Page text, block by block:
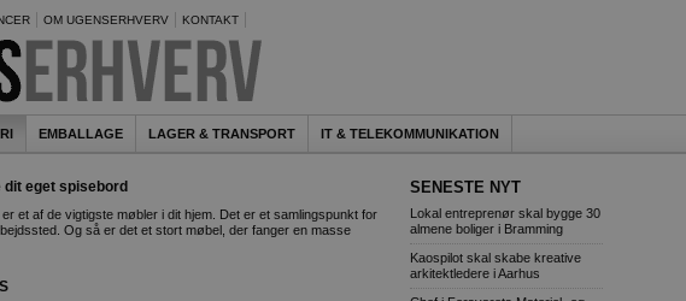
OM UGENSERHVERV KONTAKT
EMBALLAGE LAGER & TRANSPORT IT & TELEKOMMUNIKATION
eget spisebord
et af de vigtigste møbler i dit hjem. Det er et samlingspunkt for
Og så er det et stort møbel, der fanger en masse
SENESTE NYT
Lokal entreprenør skal bygge 30
almene boliger i Bramming
Kaospilot skal skabe kreative
arkitektledere i Aarhus